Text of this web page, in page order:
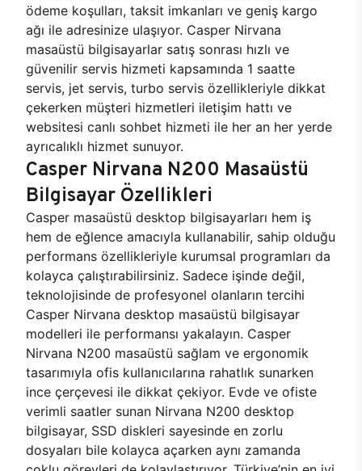
ödeme koşulları, taksit imkanları ve geniş kargo
ağı ile adresinize ulaşıyor. Casper Nirvana
masaüstü bilgisayarlar satış sonrası hızlı ve
güvenilir servis hizmeti kapsamında 1 saatte
servis, jet servis, turbo servis özellikleriyle dikkat
çekerken müşteri hizmetleri iletişim hattı ve
websitesi canlı sohbet hizmeti ile her an her yerde
ayrıcalıklı hizmet sunuyor.
Casper Nirvana N200 Masaüstü
Bilgisayar Özellikleri
Casper masaüstü desktop bilgisayarları hem iş
hem de eğlence amacıyla kullanabilir, sahip olduğu
performans özellikleriyle kurumsal programları da
kolayca çalıştırabilirsiniz. Sadece işinde değil,
teknolojisinde de profesyonel olanların tercihi
Casper Nirvana desktop masaüstü bilgisayar
modelleri ile performansı yakalayın. Casper
Nirvana N200 masaüstü sağlam ve ergonomik
tasarımıyla ofis kullanıcılarına rahatlık sunarken
ince çerçevesi ile dikkat çekiyor. Evde ve ofiste
verimli saatler sunan Nirvana N200 desktop
bilgisayar, SSD diskleri sayesinde en zorlu
dosyaları bile kolayca açarken aynı zamanda